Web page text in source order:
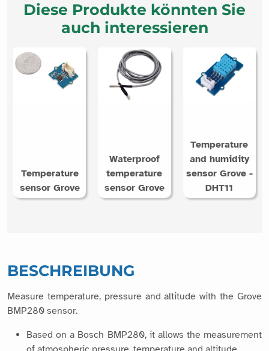
Diese Produkte könnten Sie
auch interessieren
Temperature
sensor Grove
Waterproof
temperature
sensor Grove
Temperature
and humidity
sensor Grove -
DHT11
BESCHREIBUNG
Measure temperature, pressure and altitude with the Grove
BMP280 sensor.
Based on a Bosch BMP280, it allows the measurement